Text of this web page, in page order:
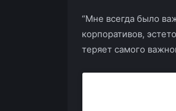
“Мне всегда было
корпоративов,
теряет самого